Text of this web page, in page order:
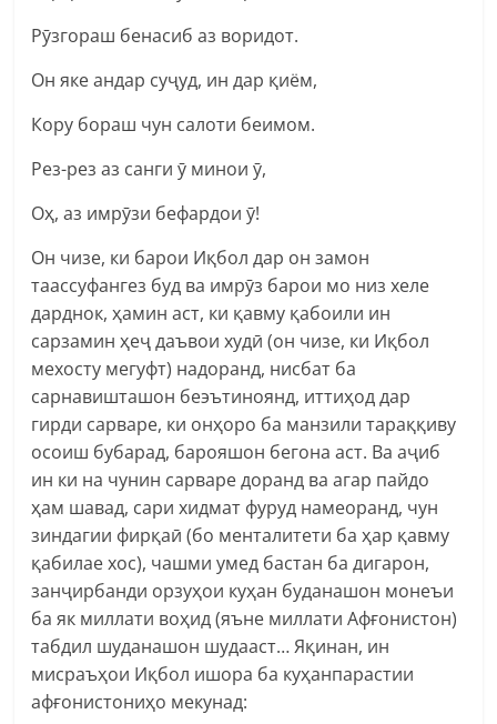
Рӯзгораш бенасиб аз воридот.
Он яке андар суҷуд, ин дар қиём,
Кору бораш чун салоти беимом.
Рез-рез аз санги ӯ минои ӯ,
Оҳ, аз имрӯзи бефардои ӯ!
Он чизе, ки барои Иқбол дар он замон
таассуфангез буд ва имрӯз барои мо низ хеле
дарднок, ҳамин аст, ки қавму қабоили ин
сарзамин ҳеҷ даъвои худӣ (он чизе, ки Иқбол
мехосту мегуфт) надоранд, нисбат ба
сарнавишташон беэътиноянд, иттиҳод дар
гирди сарваре, ки онҳоро ба манзили тараққиву
осоиш бубарад, барояшон бегона аст. Ва аҷиб
ин ки на чунин сарваре доранд ва агар пайдо
ҳам шавад, сари хидмат фуруд намеоранд, чун
зиндагии фирқаӣ (бо менталитети ба ҳар қавму
қабилае хос), чашми умед бастан ба дигарон,
занҷирбанди орзуҳои куҳан буданашон монеъи
ба як миллати воҳид (яъне миллати Афғонистон)
табдил шуданашон шудааст… Яқинан, ин
мисраъҳои Иқбол ишора ба куҳанпарастии
афғонистониҳо мекунад: